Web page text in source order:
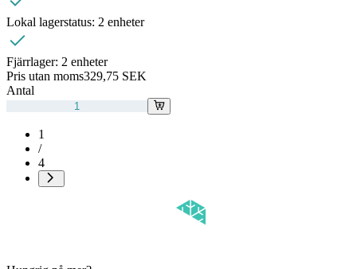
Lokal lagerstatus: 2 enheter
Fjärrlager: 2 enheter
Pris utan moms329,75 SEK
Antal
1
/
4